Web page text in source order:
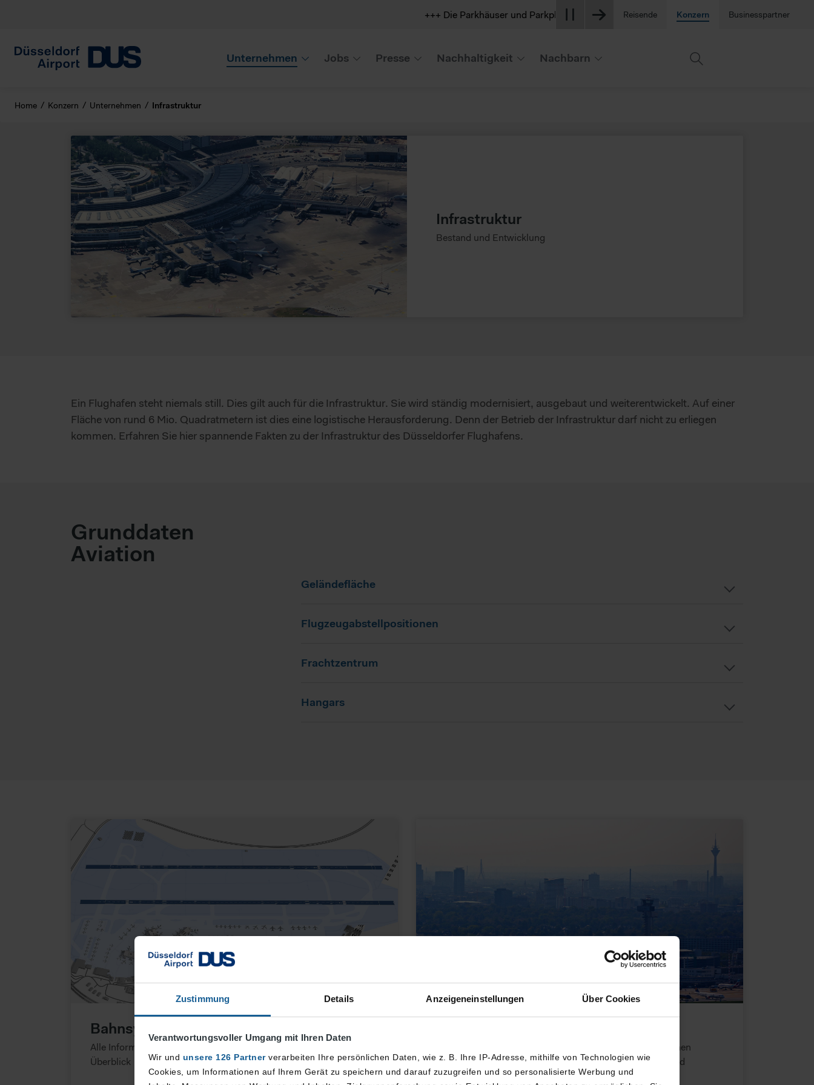
Zustimmung Details Anzeigeneinstellungen Über Cookies
Verantwortungsvoller Umgang mit Ihren Daten
Wir und unsere 126 Partnerverarbeiten Ihre persönlichen Daten, wie z. B. Ihre IP-Adresse, mithilfe von Technologien wie
Cookies, um Informationen auf Ihrem Gerät zu speichern und darauf zuzugreifen und so personalisierte Werbung und
Unternehmen Jobs Presse Nachhaltigkeit Nachbarn
+++ Die Parkhäuser und Parkplätze am Flughafen sind derzeit stark nachgefragt.
Reisende Konzern Businesspartner
Home Konzern Unternehmen Infrastruktur
Infrastruktur
Bestand und Entwicklung
Ein Flughafen steht niemals still. Dies gilt auch für die Infrastruktur. Sie wird ständig modernisiert, ausgebaut und weiterentwickelt. Auf einer
Fläche von rund 6 Mio. Quadratmetern ist dies eine logistische Herausforderung. Denn der Betrieb der Infrastruktur darf nicht zu erliegen
kommen. Erfahren Sie hier spannende Fakten zu der Infrastruktur des Düsseldorfer Flughafens.
Grunddaten
Aviation
Geländefläche
Flugzeugabstellpositionen
Frachtzentrum
Hangars
Bahnsystem
Alle Informationen zur Nutzung der Start- und Landebahn im
Überblick
Als größter Flughafen Nordrhein-Westfalens legen wir einen
starken Fokus auf die Vernetzung von Verkehrsträgern und
Infrastruktur